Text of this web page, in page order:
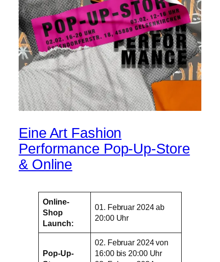
Eine Art Fashion
Performance Pop-Up-Store
& Online
Online-
Shop
Launch:
01. Februar 2024 ab
20:00 Uhr
Pop-Up-
02. Februar 2024 von
16:00 bis 20:00 Uhr